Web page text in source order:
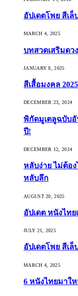
อัปเดตโพย สีเล็
MARCH 4, 2025
บทสวดเสริมดว
JANUARY 8, 2025
สีเสื้อมงคล
DECEMBER 23, 2024
พิกัดมูเตลูฉบับอั
ปี!
DECEMBER 12, 2024
หลับง่าย ไม่ต้อ
หลับลึก
AUGUST 20, 2025
อัปเดต หนังไทย
JULY 21, 2025
อัปเดตโพย สีเล็
MARCH 4, 2025
6 หนังไทยมาให